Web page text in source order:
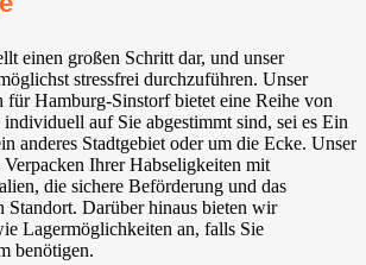
einen großen Schritt dar, und unser
stressfrei durchzuführen. Unser
für Hamburg-Sinstorf bietet eine Reihe von
auf Sie abgestimmt sind, sei es Ein
anderes Stadtgebiet oder um die Ecke. Unser
Verpacken Ihrer Habseligkeiten mit
die sichere Beförderung und das
Standort. Darüber hinaus bieten wir
Lagermöglichkeiten an, falls Sie
benötigen.